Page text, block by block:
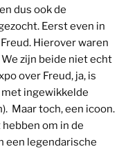
dus ook de
Eerst even in
Hierover waren
zijn beide niet echt
over Freud, ja, is
met ingewikkelde
Maar toch, een icoon.
om in de
een legendarische